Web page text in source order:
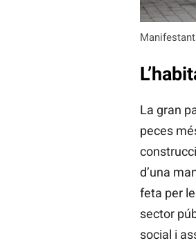
La gran
peces
d’una
feta per
sector
social i